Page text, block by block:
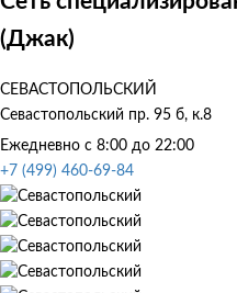
(Джак)
СЕВАСТОПОЛЬСКИЙ
Севастопольский пр. 95 б, к.8
Ежедневно с 8:00 до 22:00
+7 (499) 460-69-84